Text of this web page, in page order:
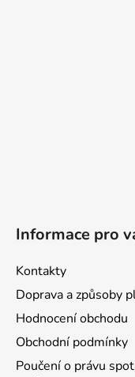
Informace pro
Kontakty
Doprava a způsoby
Hodnocení obchodu
Obchodní podmínky
Poučení o právu